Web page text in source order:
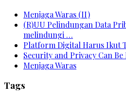
Menjaga Waras (II)
(R)UU Pelindungan Data
melindungi …
Platform Digital Harus Ikut
Security and Privacy Can Be
Menjaga Waras
Tags